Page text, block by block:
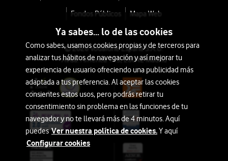
Fondos Públicos Mapa Web
© 2026 Vodafone España S.A.U.
Avda. América 115, 28042 Madrid
Ya sabes... lo de las cookies
Como sabes, usamos cookies propias y de terceros para
analizar tus hábitos de navegación y así mejorar tu
experiencia de usuario ofreciendo una publicidad más
adaptada a tus preferencia. Al aceptar las cookies
consientes estos usos, pero podrás retirar tu
consentimiento sin problema en las funciones de tu
navegador y no te llevará más de 4 minutos. Aquí
puedesVer nuestra política de cookies.Y aquí
Configurar cookies